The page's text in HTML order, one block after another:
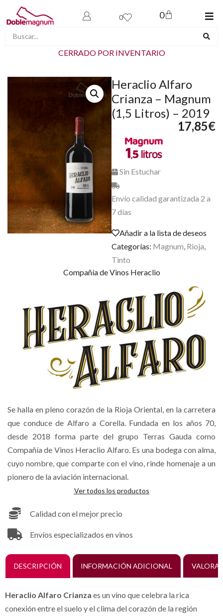
0 0
CERRADO POR INVENTARIO
Heraclio Alfaro
Crianza – Magnum
(1,5 Litros) – 2019
17,85€
Sin Estuchar
Envío calidad garantizada 2 a
7 días
Añadir a la lista de deseos
Categorías: Magnum, Rioja,
Tinto
Compañía de Vinos Heraclio
Se halla en pleno corazón de la Rioja Oriental, en la carretera
que conduce de Alfaro a Corella. Fundada en los años 70,
desde 2018 forma parte del grupo Terras Gauda como
Compañía de Vinos Heraclio Alfaro. Es una bodega con alma,
cuyo nombre, que comparte con el vino, rinde homenaje a un
pionero de la aviación internacional.
Ver todos los productos
Calidad con el mejor precio
Envíos especializados en vinos
DESCRIPCIÓN INFORMACIÓN ADICIONAL
Heraclio Alfaro Crianza es un vino que celebra la rica
conexión entre el suelo y el clima del corazón de la región